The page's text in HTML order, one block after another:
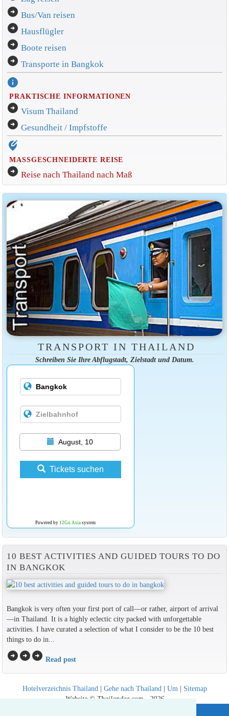
arrow_circle_right Bus/Van reisen
arrow_circle_right Hausflügler
arrow_circle_right Boote reisen
arrow_circle_right Transporte in Bangkok
info
PRAKTISCHE INFORMATIONEN
arrow_circle_right Visum Thailand
arrow_circle_right Gesundheit / Impfstoffe
edit_location_alt
MASSGESCHNEIDERTE REISE
arrow_circle_right Reise nach Thailand nach Maß
TRANSPORT IN THAILAND
Schreiben Sie Ihre Abflugstadt, Zielstadt und Datum.
August, 10
Tickets suchen
Powered by 12Go Asiasystem
10 BEST ACTIVITIES AND GUIDED TOURS TO DO
IN BANGKOK
Bangkok is very often your first port of call—or rather, airport of arrival
—in Thailand. It is a highly eclectic city packed with unforgettable
activities. I have curated a selection of what I consider to be the 10 best
things to do in...
arrow_circle_rightarrow_circle_rightarrow_circle_right Read post
Hotelverzeichnis Thailand | Gehe nach Thailand | Um | Sitemap
Website © Thailandee.com - 2026